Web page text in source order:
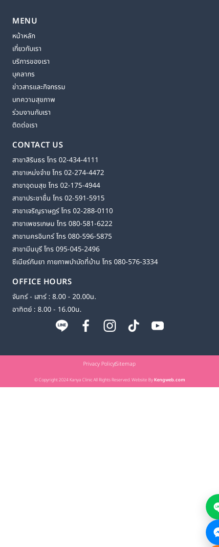
MENU
หน้าหลัก
เกี่ยวกับเรา
บริการของเรา
บุคลากร
ข่าวสารและกิจกรรม
บทความสุขภาพ
ร่วมงานกับเรา
ติดต่อเรา
CONTACT US
สาขาสิรินธร โทร 02-434-4111
สาขาเหม่งจ๋าย โทร 02-274-4472
สาขาอุดมสุข โทร 02-175-4944
สาขาประชาชื่น โทร 02-591-5915
สาขาเจริญราษฎร์ โทร 02-288-0110
สาขาเพชรเกษม โทร 080-581-6222
สาขานครอินทร์ โทร 080-596-5875
สาขามีนบุรี โทร 095-045-2496
ซีเนียร์กันยา กายภาพบำบัดที่บ้าน โทร 080-576-3334
OFFICE HOURS
จันทร์ - เสาร์ : 8.00 - 20.00น.
อาทิตย์ : 8.00 - 16.00น.
© Copyright 2024 Kanya Clinic All Rights Reserved. Website ByKengweb.com
Privacy PolicySitemap